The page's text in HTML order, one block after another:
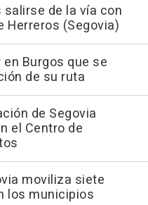
de la vía con
Herreros (Segovia)
Burgos que se
de su ruta
de Segovia
el Centro de
moviliza siete
los municipios